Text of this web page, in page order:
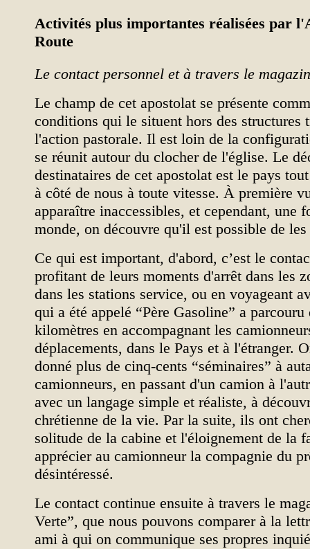
Activités plus importantes réalisées par
Route
Le contact personnel et à travers le
Le champ de cet apostolat se présente
conditions qui le situent hors des structures
l'action pastorale. Il est loin de la
se réunit autour du clocher de l'église. Le
destinataires de cet apostolat est le pays
à côté de nous à toute vitesse. À première
apparaître inaccessibles, et cependant, une
monde, on découvre qu'il est possible de
Ce qui est important, d'abord, c’est le
profitant de leurs moments d'arrêt dans les
dans les stations service, ou en voyageant
qui a été appelé “Père Gasoline” a
kilomètres en accompagnant les
déplacements, dans le Pays et à l'étranger.
donné plus de cinq-cents “séminaires” à
camionneurs, en passant d'un camion à
avec un langage simple et réaliste, à
chrétienne de la vie. Par la suite, ils ont
solitude de la cabine et l'éloignement de la
apprécier au camionneur la compagnie du
désintéressé.
Le contact continue ensuite à travers le
Verte”, que nous pouvons comparer à la
ami à qui on communique ses propres